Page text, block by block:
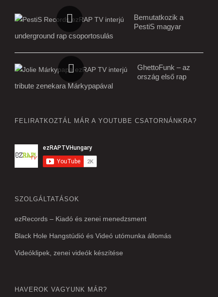
Bemutatkozik a
PestiS magyar
underground rap csoportosulás
GhettoFunk – az
ország első rap
tribute zenekara Márkypapával
FELIRATKOZTÁL MÁR A YOUTUBE CSATORNÁNKRA?
SZOLGÁLTATÁSOK
ezRecords – Kiadó és zenei menedzsment
Black Hole Hangstúdió és Videó utómunka állomás
Videóklipek, zenei videók készítése
HAVEROK VAGYUNK MÁR?